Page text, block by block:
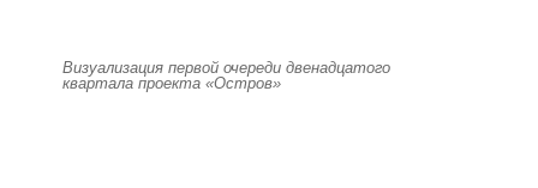
Визуализация первой очереди двенадцатого
квартала проекта «Остров»